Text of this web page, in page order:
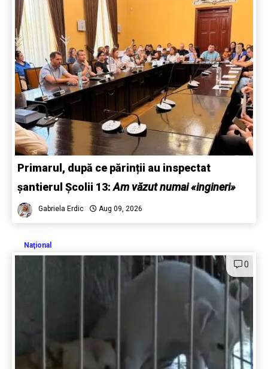
Primarul, după ce părinții au inspectat
șantierul Școlii 13:Am văzut numai «ingineri»
Gabriela Erdic Aug 09, 2026
Naţional
0